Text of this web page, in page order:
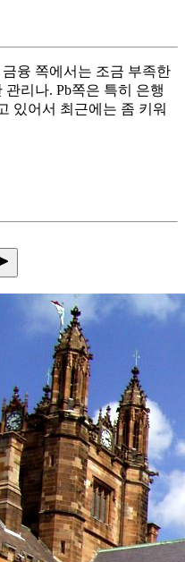
융 쪽에서는 조금 부족한
리나. Pb쪽은 특히 은행
있어서 최근에는 좀 키워